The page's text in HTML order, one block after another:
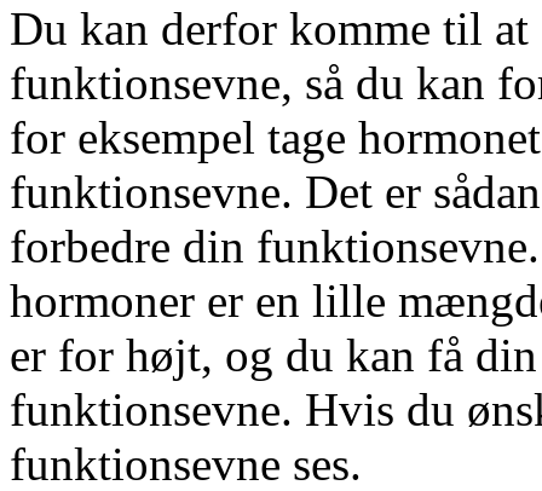
Du kan derfor komme til
funktionsevne, så du kan
for eksempel tage
funktionsevne. Det er
forbedre din
hormoner er en lille
er for højt, og du kan få
funktionsevne. Hvis du
funktionsevne ses.